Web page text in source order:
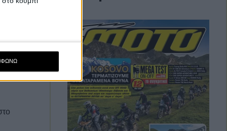
Ισπανού
3 Αύγουστος, 2026
Romaniacs: Τελικά
αποτελέσματα ανά κατηγορία –
Τι θέσεις πήραν οι Έλληνες
[Photos]